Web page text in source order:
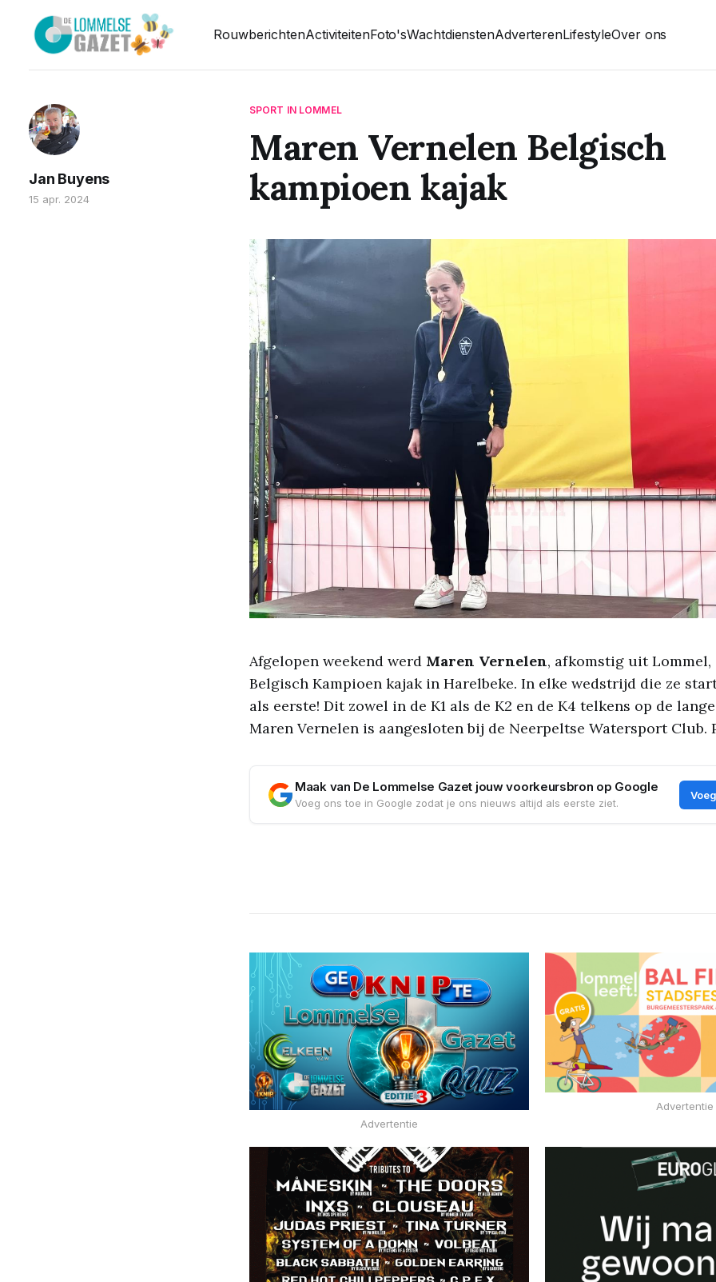
RouwberichtenActiviteitenFoto'sWachtdienstenAdverterenLifestyleOver ons
SPORT IN LOMMEL
Maren Vernelen Belgisch
kampioen kajak
Jan Buyens
15 apr. 2024
Afgelopen weekend werd Maren Vernelen, afkomstig uit Lommel,
Belgisch Kampioen kajak in Harelbeke. In elke wedstrijd die ze
als eerste! Dit zowel in de K1 als de K2 en de K4 telkens op de
Maren Vernelen is aangesloten bij de Neerpeltse Watersport Club.
Maak van De Lommelse Gazet jouw voorkeursbron op Google
Voeg ons toe in Google zodat je ons nieuws altijd als eerste ziet.
Advertentie
Advertentie